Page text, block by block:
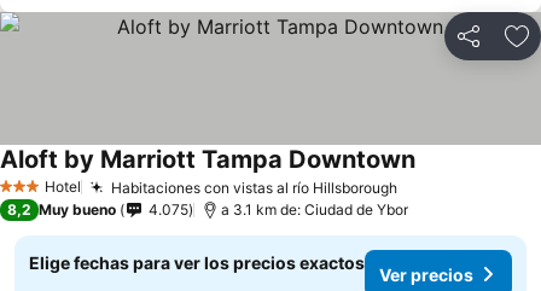
Compartir
3 Estrellas
Hotel Habitaciones con vistas al río Hillsborough
Aloft by Marriott Tampa Downtown
8,2 Muy bueno 4.075 a 3.1 km de: Ciudad de Ybor
Elige fechas para ver los precios exactos
Ver precios